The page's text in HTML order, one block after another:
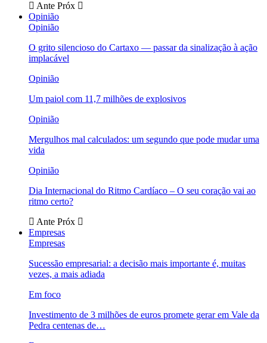
Ante Próx
Opinião
Opinião
O grito silencioso do Cartaxo — passar da sinalização à ação
implacável
Opinião
Um paiol com 11,7 milhões de explosivos
Opinião
Mergulhos mal calculados: um segundo que pode mudar uma
vida
Opinião
Dia Internacional do Ritmo Cardíaco – O seu coração vai ao
ritmo certo?
Ante Próx
Empresas
Empresas
Sucessão empresarial: a decisão mais importante é, muitas
vezes, a mais adiada
Em foco
Investimento de 3 milhões de euros promete gerar em Vale da
Pedra centenas de…